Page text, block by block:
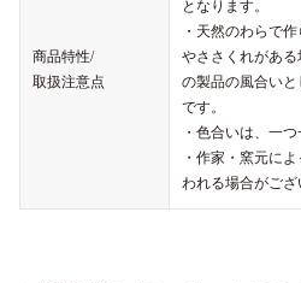
商品特性/
取扱注意点
となります。
・天然のわらで
やささくれがあ
の製品の風合い
です。
・色合いは、一
・作家・窯元に
われる場合がござ